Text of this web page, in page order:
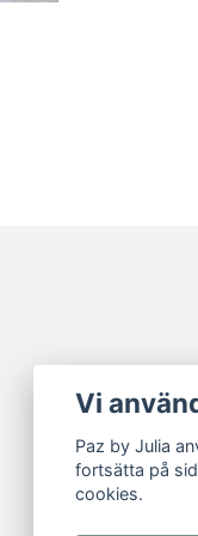
Vi
Paz by Julia
fortsätta på
cookies.